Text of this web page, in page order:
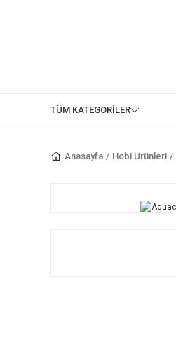
TÜM KATEGORİLER
Anasayfa Hobi Ürünleri